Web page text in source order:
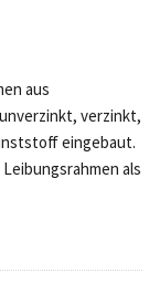
aus
verzinkt,
eingebaut.
als